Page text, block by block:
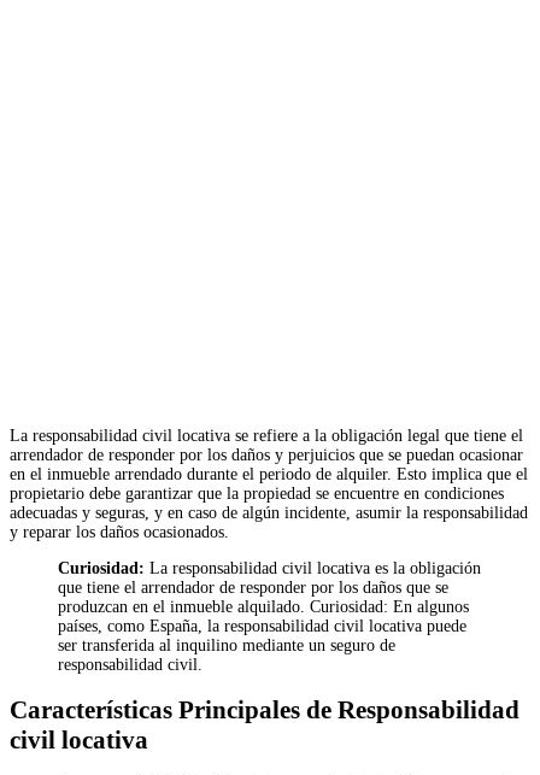
La responsabilidad civil locativa se refiere a la obligación legal que tiene el
arrendador de responder por los daños y perjuicios que se puedan ocasionar
en el inmueble arrendado durante el periodo de alquiler. Esto implica que el
propietario debe garantizar que la propiedad se encuentre en condiciones
adecuadas y seguras, y en caso de algún incidente, asumir la responsabilidad
y reparar los daños ocasionados.
Curiosidad: La responsabilidad civil locativa es la obligación
que tiene el arrendador de responder por los daños que se
produzcan en el inmueble alquilado. Curiosidad: En algunos
países, como España, la responsabilidad civil locativa puede
ser transferida al inquilino mediante un seguro de
responsabilidad civil.
Características Principales de Responsabilidad
civil locativa